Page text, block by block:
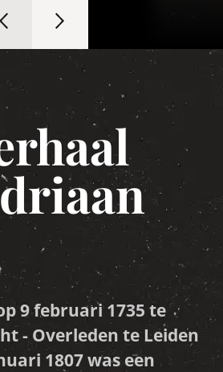
9 februari 1735 te
- Overleden te Leiden
1807 was een